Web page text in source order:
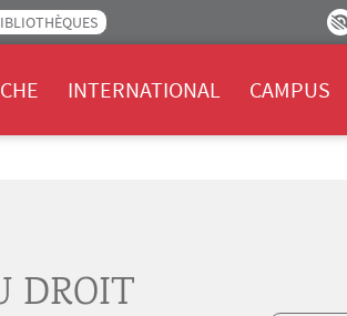
INTERNATIONAL CAMPUS
DROIT